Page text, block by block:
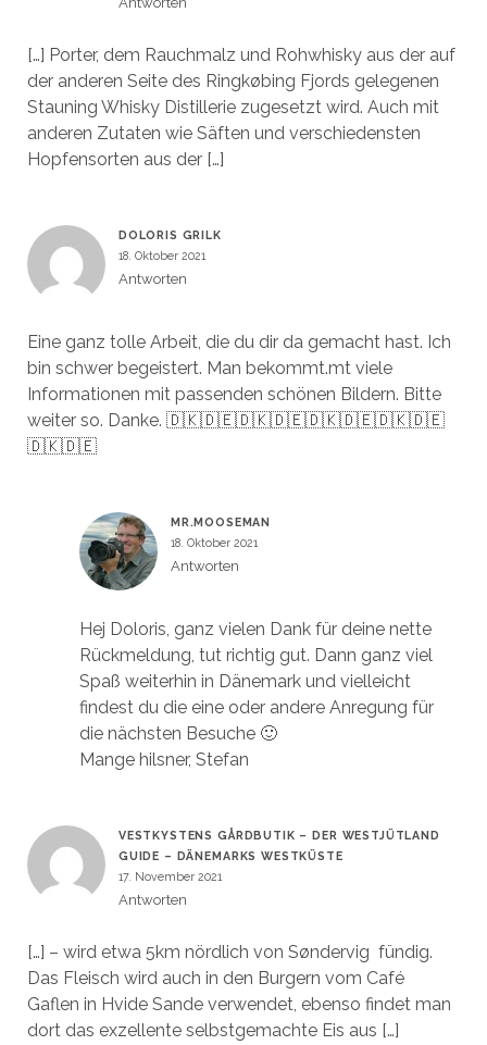
[…] Porter, dem Rauchmalz und Rohwhisky aus der auf
der anderen Seite des Ringkøbing Fjords gelegenen
Stauning Whisky Distillerie zugesetzt wird. Auch mit
anderen Zutaten wie Säften und verschiedensten
Hopfensorten aus der […]
DOLORIS GRILK
18. Oktober 2021
Antworten
Eine ganz tolle Arbeit, die du dir da gemacht hast. Ich
bin schwer begeistert. Man bekommt.mt viele
Informationen mit passenden schönen Bildern. Bitte
weiter so. Danke. 🇩🇰🇩🇪🇩🇰🇩🇪🇩🇰🇩🇪🇩🇰🇩🇪
🇩🇰🇩🇪
MR.MOOSEMAN
18. Oktober 2021
Antworten
Hej Doloris, ganz vielen Dank für deine nette
Rückmeldung, tut richtig gut. Dann ganz viel
Spaß weiterhin in Dänemark und vielleicht
findest du die eine oder andere Anregung für
die nächsten Besuche 🙂
Mange hilsner, Stefan
VESTKYSTENS GÅRDBUTIK – DER WESTJÜTLAND
GUIDE – DÄNEMARKS WESTKÜSTE
17. November 2021
Antworten
[…] – wird etwa 5km nördlich von Søndervig fündig.
Das Fleisch wird auch in den Burgern vom Café
Gaflen in Hvide Sande verwendet, ebenso findet man
dort das exzellente selbstgemachte Eis aus […]